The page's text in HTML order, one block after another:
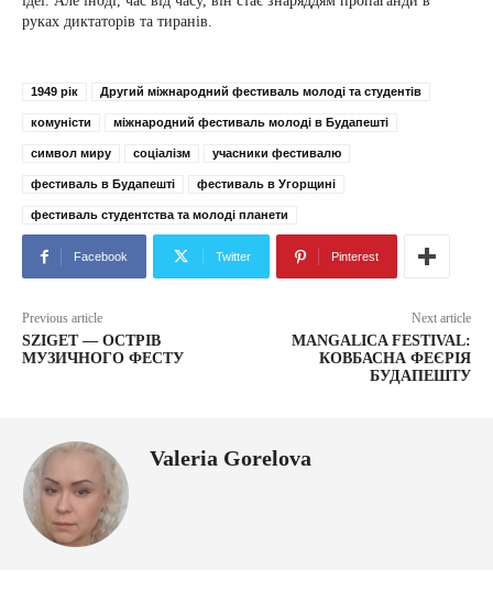
руках диктаторів та тиранів.
1949 рік Другий міжнародний фестиваль молоді та студентів
комуністи міжнародний фестиваль молоді в Будапешті
символ миру соціалізм учасники фестивалю
фестиваль в Будапешті фестиваль в Угорщині
фестиваль студентства та молоді планети
Facebook Twitter Pinterest
Previous article
SZIGET — ОСТРІВ
МУЗИЧНОГО ФЕСТУ
Next article
MANGALICA FESTIVAL:
КОВБАСНА ФЕЄРІЯ
БУДАПЕШТУ
Valeria Gorelova